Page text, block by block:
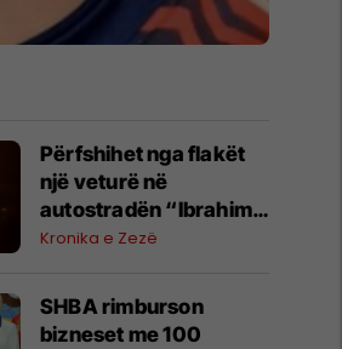
Përfshihet nga flakët
një veturë në
autostradën “Ibrahim
Rugova”
Kronika e Zezë
SHBA rimburson
bizneset me 100